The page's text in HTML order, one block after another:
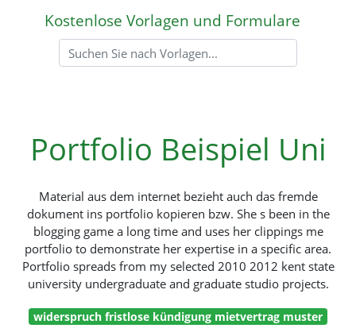
Kostenlose Vorlagen und Formulare
Portfolio Beispiel Uni
Material aus dem internet bezieht auch das fremde
dokument ins portfolio kopieren bzw. She s been in the
blogging game a long time and uses her clippings me
portfolio to demonstrate her expertise in a specific area.
Portfolio spreads from my selected 2010 2012 kent state
university undergraduate and graduate studio projects.
widerspruch fristlose kündigung mietvertrag muster